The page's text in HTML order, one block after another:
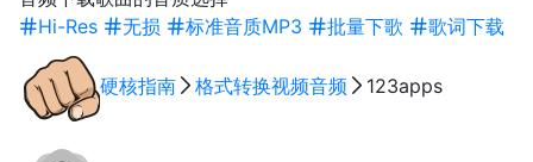
Hi-Res
无损 标准音质MP3 批量下歌 歌词下载
硬核指南 格式转换视频音频 123apps